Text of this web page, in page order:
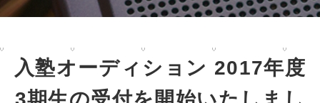
入塾オーディション 2017年度